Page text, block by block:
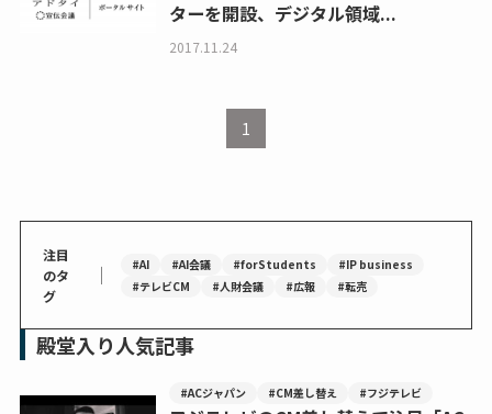
ターを開設、デジタル領域...
2017.11.24
1
注目
のタ
グ
｜ #AI #AI会議 #forStudents
#IP business
#テレビCM
#人財会議 #広報 #転売
殿堂入り人気記事
#ACジャパン #CM差し替え #フジテレビ